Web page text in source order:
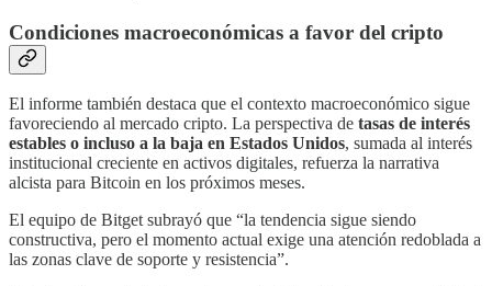
Condiciones macroeconómicas a favor del cripto
El informe también destaca que el contexto macroeconómico sigue
favoreciendo al mercado cripto. La perspectiva de tasas de interés
estables o incluso a la baja en Estados Unidos, sumada al interés
institucional creciente en activos digitales, refuerza la narrativa
alcista para Bitcoin en los próximos meses.
El equipo de Bitget subrayó que “la tendencia sigue siendo
constructiva, pero el momento actual exige una atención redoblada a
las zonas clave de soporte y resistencia”.